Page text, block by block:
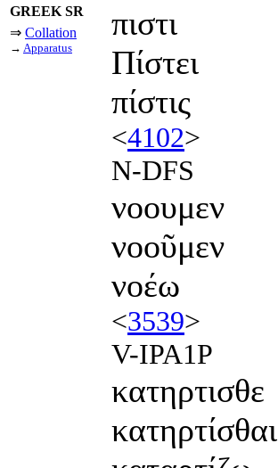
GREEK SR
⇒ Collation
→ Apparatus
πιστι
Πίστει
πίστις
<4102>
N-DFS
νοουμεν
νοοῦμεν
νοέω
<3539>
V-IPA1P
κατηρτισθε
κατηρτίσθαι